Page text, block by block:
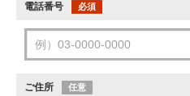
電話番号 必須
ご住所 任意